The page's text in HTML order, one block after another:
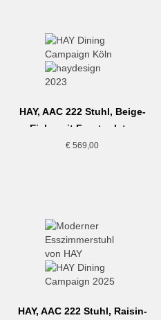
HAY, AAC 222 Stuhl, Beige-
Eiche mit Frontpolster
€ 569,00
HAY, AAC 222 Stuhl, Raisin-